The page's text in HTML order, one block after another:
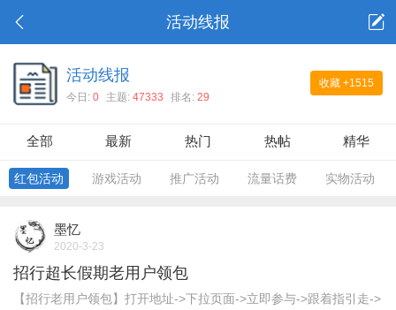
活动线报
收藏 +1515
活动线报
今日: 0 主题: 47333 排名: 29
全部 最新 热门 热帖 精华
红包活动 游戏活动 推广活动 流量话费 实物活动
墨忆
2020-3-23
招行超长假期老用户领包
【招行老用户领包】打开地址->下拉页面->立即参与->跟着指引走->